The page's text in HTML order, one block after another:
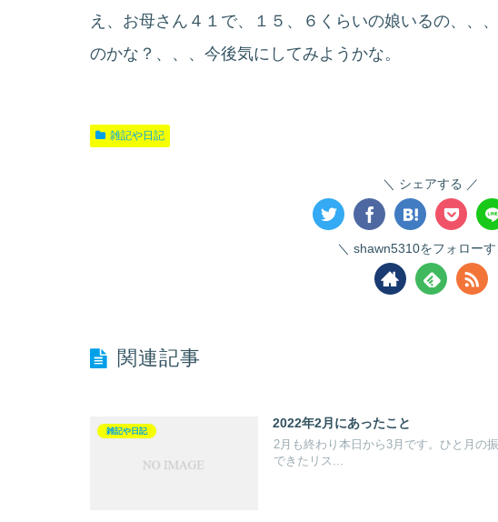
え、お母さん４１で、１５、６くらいの娘いるの、、
のかな？、、、今後気にしてみようかな。
雑記や日記
シェアする
shawn5310をフォローす
関連記事
雑記や日記
2022年2月にあったこと
2月も終わり本日から3月です。ひと月の
できたリス...